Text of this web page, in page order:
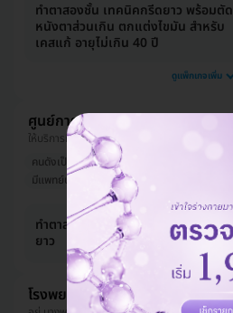
ทำตาสองชั้น เทคนิคกรีดยาว พร้อมตัด
หนังตาส่วนเกิน ตกแต่งไขมัน สำหรับ
เคสแก้ อายุไม่เกิน 40 ปี
ดูแพ็กเกจเพิ่ม
ศูนย์การแพทย์ธนบุรี
ให้บริการที่ บางกอกใหญ่
คนดังเป็นลูกค้า
รีวิวดีลูกค้ารัก
มีแพทย์ประจำคลินิก
ทำตาสองชั้น เทคนิคกรีดสั้นหรือกรีด
ยาว
โรงพยาบาลยันฮี